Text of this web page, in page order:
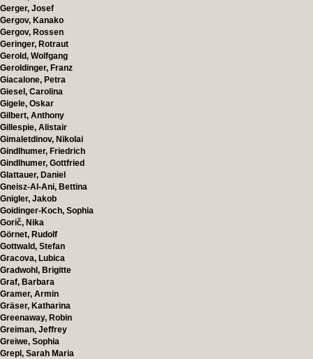
Gerger, Josef
Gergov, Kanako
Gergov, Rossen
Geringer, Rotraut
Gerold, Wolfgang
Geroldinger, Franz
Giacalone, Petra
Giesel, Carolina
Gigele, Oskar
Gilbert, Anthony
Gillespie, Alistair
Gimaletdinov, Nikolai
Gindlhumer, Friedrich
Gindlhumer, Gottfried
Glattauer, Daniel
Gneisz-Al-Ani, Bettina
Gnigler, Jakob
Goidinger-Koch, Sophia
Gorič, Nika
Görnet, Rudolf
Gottwald, Stefan
Gracova, Lubica
Gradwohl, Brigitte
Graf, Barbara
Gramer, Armin
Gräser, Katharina
Greenaway, Robin
Greiman, Jeffrey
Greiwe, Sophia
Grepl, Sarah Maria